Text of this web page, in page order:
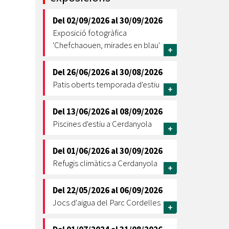
Ètica i Integritat
Retiment de Comptes
Accés a Informació Pública
Dades Obertes
Catàleg de Serveis i Tràmits
Equipaments
Mercats Municipals
Webs Municipals
Del02/09/2026al30/09/2026
Exposició fotogràfica
'Chefchaouen, mirades en blau'
+
Del26/06/2026al30/08/2026
Patis oberts temporada d'estiu
+
Del13/06/2026al08/09/2026
Piscines d'estiu a Cerdanyola
+
Del01/06/2026al30/09/2026
Refugis climàtics a Cerdanyola
+
Del22/05/2026al06/09/2026
Jocs d'aigua del Parc Cordelles
+